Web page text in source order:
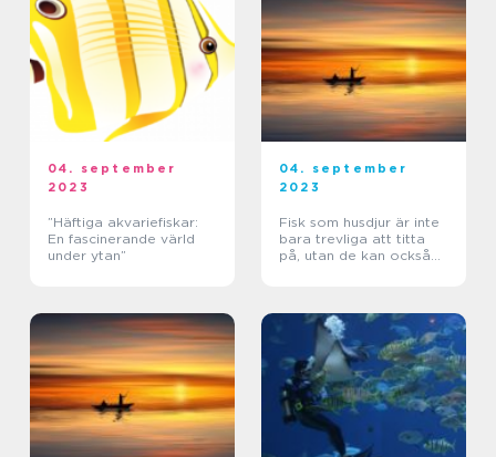
04. september
2023
”Häftiga akvariefiskar:
En fascinerande värld
under ytan”
04. september
2023
Fisk som husdjur är inte
bara trevliga att titta
på, utan de kan också